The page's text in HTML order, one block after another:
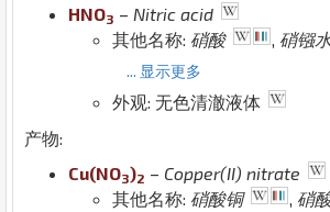
HNO3 – Nitric acid
其他名称: 硝酸 , 硝镪
... 显示更多
外观: 无色清澈液体
产物:
Cu(NO3)2 – Copper(II) nitrate
其他名称: 硝酸铜 , 硝